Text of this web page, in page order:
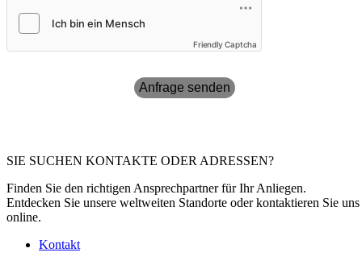
Friendly Captcha
Anfrage senden
SIE SUCHEN KONTAKTE ODER ADRESSEN?
Finden Sie den richtigen Ansprechpartner für Ihr Anliegen.
Entdecken Sie unsere weltweiten Standorte oder kontaktieren Sie uns
online.
Kontakt